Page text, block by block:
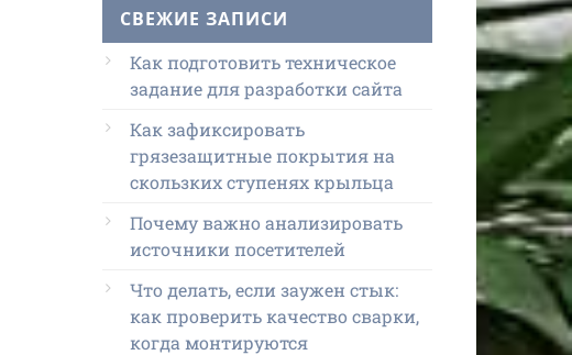
СВЕЖИЕ ЗАПИСИ
Как подготовить техническое
задание для разработки сайта
Как зафиксировать
грязезащитные покрытия на
скользких ступенях крыльца
Почему важно анализировать
источники посетителей
Что делать, если заужен стык:
как проверить качество сварки,
когда монтируются